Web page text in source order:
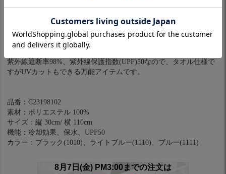
ズム “COOLCORE( クールコア ) テクノロジー" を採用した革新的
な機能性タオルです。
水に濡らして、絞って振れば何度でも冷たくなり、冷却効果を長
持ちさせることで体温を健康的に保ちます。
紫外線遮断率98%、紫外線保護指数(UPF)50なので、タオル仕様で
すがUVカットもできる万能アイテムです。
品番：C23198102
素材：ポリエステル 100%
サイズ：縦 30cm/ 横 110cm
機能：冷却効果、保水、UPF50
カラー：ブラック(1010)、ライトブルー(1110)、ブルー(1111)